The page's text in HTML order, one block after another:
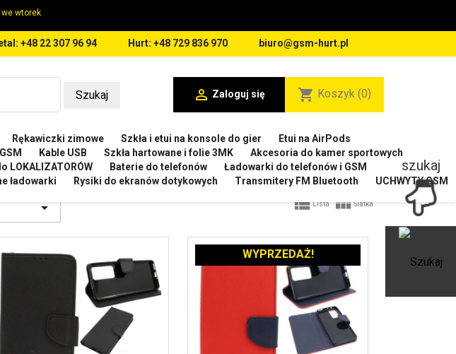
wtorek
+48 22 307 96 94 Hurt: +48 729 836 970 biuro@gsm-hurt.pl
Szukaj  Zaloguj się shopping_cart Koszyk (0)
Rękawiczki zimowe Szkła i etui na konsole do gier
Etui na AirPods
Kable USB Szkła hartowane i folie 3MK
Akcesoria do kamer sportowych
LOKALIZATORÓW Baterie do telefonów
Ładowarki do telefonów i GSM
ładowarki Rysiki do ekranów dotykowych Transmitery FM Bluetooth
UCHWYTY GSM
  Lista  Siatka
WYPRZEDAŻ!
szukaj